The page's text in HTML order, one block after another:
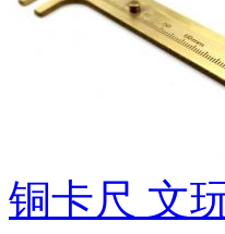
铜卡尺 文